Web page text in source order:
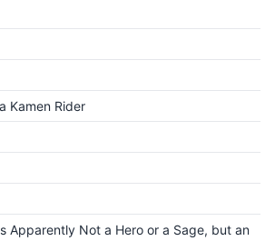
Kamen Rider
Apparently Not a Hero or a Sage, but an